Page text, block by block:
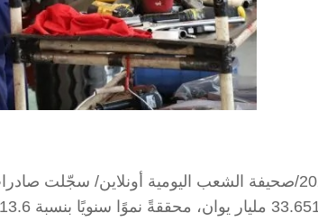
9 يوليو 2026/صحيفة الشعب اليومية أونلاين/